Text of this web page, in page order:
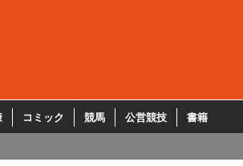
コミック 競馬 公営競技 書籍